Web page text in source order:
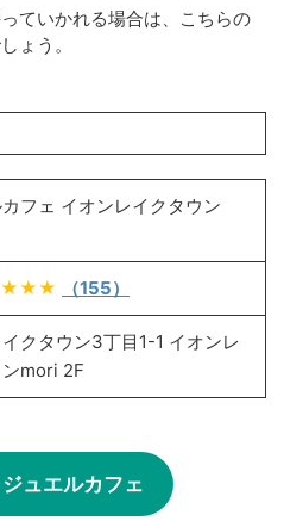
ていかれる場合は、こちらの
ょう。
フェ イオンレイクタウン
（155）
クタウン3丁目1-1 イオンレ
mori 2F
ジュエルカフェ